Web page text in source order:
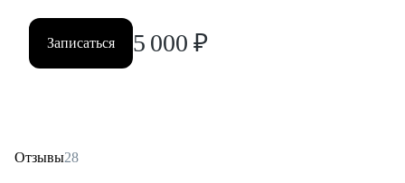
Записаться 5 000 ₽
Отзывы28